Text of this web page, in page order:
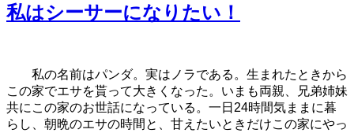
私はシーサーになりたい！
私の名前はパンダ。実はノラである。生まれたときから
この家でエサを貰って大きくなった。いまも両親、兄弟姉妹
共にこの家のお世話になっている。一日24時間気ままに暮
らし、朝晩のエサの時間と、甘えたいときだけこの家にやっ